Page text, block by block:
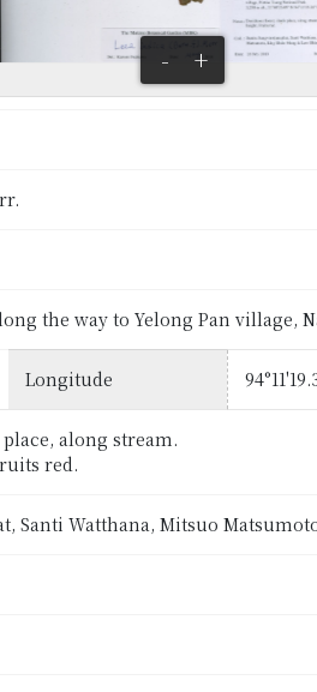
- +
the way to Yelong Pan village,
Longitude
along stream.
red.
Santi Watthana, Mitsuo